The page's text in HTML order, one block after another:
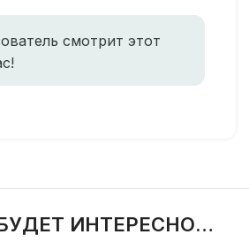
смотрит этот
ИНТЕРЕСНО…